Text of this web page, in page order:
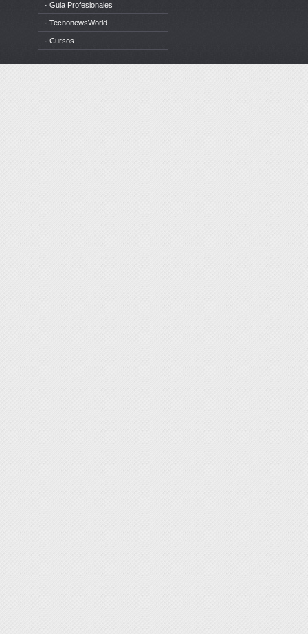
· Guia Profesionales
· TecnonewsWorld
· Cursos